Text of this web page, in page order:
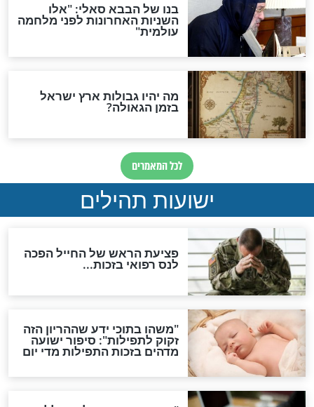
להמתקת הדינים וביטול
גזרות
סגולת ע"ב שמות הקודש
תפילה סגולית להמתקת
הדינים